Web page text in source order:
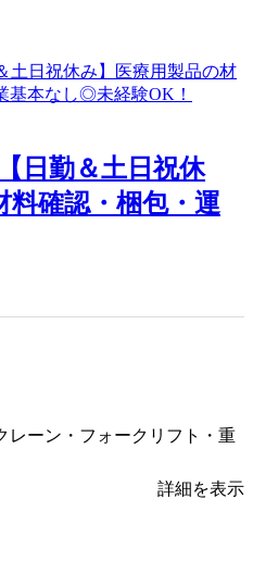
日勤＆土日祝休
料確認・梱包・運
レーン・フォークリフト・重
詳細を表示